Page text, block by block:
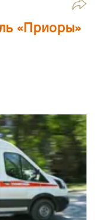
«Приоры»